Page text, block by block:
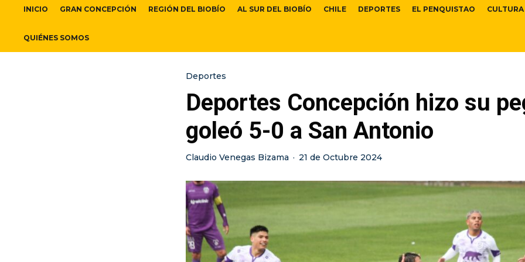
INICIO GRAN CONCEPCIÓN REGIÓN DEL BIOBÍO AL SUR DEL BIOBÍO CHILE DEPORTES EL PENQUISTAO CULTURA
QUIÉNES SOMOS
Deportes
Deportes Concepción hizo su
goleó 5-0 a San Antonio
Claudio Venegas Bizama · 21 de Octubre 2024